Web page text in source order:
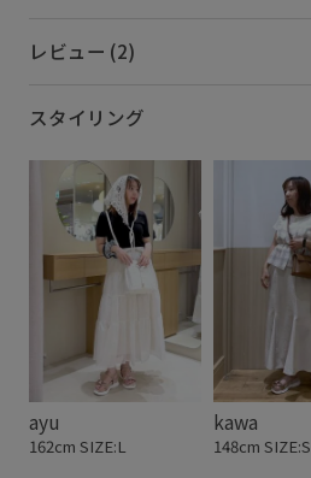
レビュー (2)
スタイリング
ayu
162cm SIZE:L
kawa
148cm SIZE:S